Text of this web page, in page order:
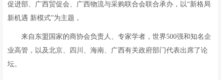
促进部、广西贸促会、广西物流与采购联合会联合承办，以“新格局
新机遇 新模式”为主题，
来自东盟国家的商协会负责人、专家学者，世界500强和知名企
业高管，以及北京、四川、海南、广西有关政府部门代表出席了论
坛。